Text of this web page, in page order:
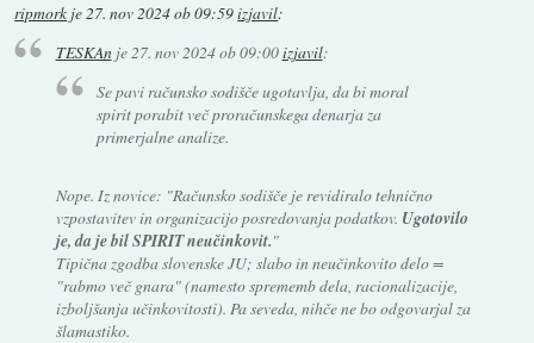
ripmork je27. nov 2024 ob 09:59izjavil:
TESKAnje27. nov 2024 ob 09:00izjavil:
Se pavi računsko sodišče ugotavlja, da bi moral
spirit porabit več proračunskega denarja za
primerjalne analize.
Nope. Iz novice: "Računsko sodišče je revidiralo tehnično
vzpostavitev in organizacijo posredovanja podatkov. Ugotovilo
je, da je bil SPIRIT neučinkovit."
Tipična zgodba slovenske JU; slabo in neučinkovito delo =
"rabmo več gnara" (namesto sprememb dela, racionalizacije,
izboljšanja učinkovitosti). Pa seveda, nihče ne bo odgovarjal za
šlamastiko.